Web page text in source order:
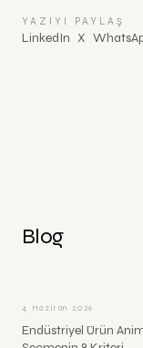
YAZIYI PAYLAŞ
LinkedIn X
Blog
4 Haziran 2026
Endüstriyel Ürün